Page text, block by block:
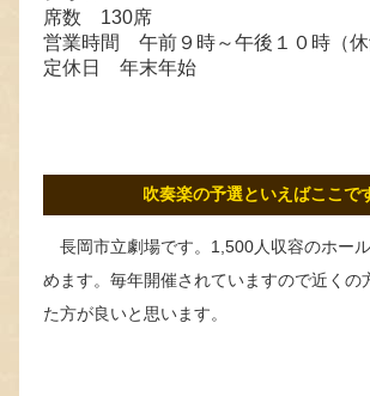
席数 130席
営業時間 午前９時～午後１０時（休
定休日 年末年始
吹奏楽の予選といえばここで
長岡市立劇場です。1,500人収容のホー
めます。毎年開催されていますので近くの
た方が良いと思います。